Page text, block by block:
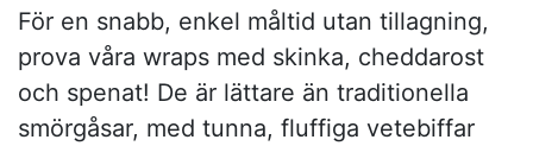
För en snabb, enkel måltid utan tillagning,
prova våra wraps med skinka, cheddarost
och spenat! De är lättare än traditionella
smörgåsar, med tunna, fluffiga vetebiffar